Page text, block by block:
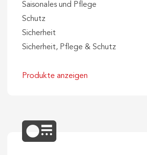
Saisonales und Pflege
Schutz
Sicherheit
Sicherheit, Pflege & Schutz
Produkte anzeigen